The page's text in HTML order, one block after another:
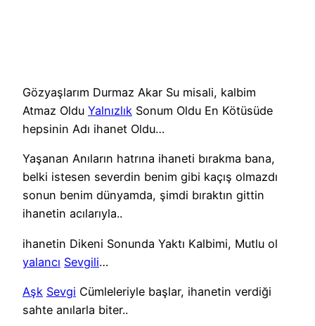
Gözyaşlarım Durmaz Akar Su misali, kalbim
Atmaz Oldu Yalnızlık Sonum Oldu En Kötüsüde
hepsinin Adı ihanet Oldu…
Yaşanan Anıların hatrına ihaneti bırakma bana,
belki istesen severdin benim gibi kaçış olmazdı
sonun benim dünyamda, şimdi bıraktın gittin
ihanetin acılarıyla..
ihanetin Dikeni Sonunda Yaktı Kalbimi, Mutlu ol
yalancı Sevgili…
Aşk Sevgi Cümleleriyle başlar, ihanetin verdiği
sahte anılarla biter..